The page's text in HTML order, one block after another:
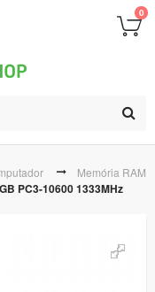
0
Memória RAM
PC3-10600 1333MHz